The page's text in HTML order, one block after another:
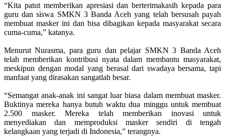
“Kita patut memberikan apresiasi dan berterimakasih kepada para
guru dan siswa SMKN 3 Banda Aceh yang telah bersusah payah
membuat masker ini dan bisa dibagikan kepada masyarakat secara
cuma-cuma,” katanya.
Menurut Nurasma, para guru dan pelajar SMKN 3 Banda Aceh
telah memberikan kontribusi nyata dalam membantu masyarakat,
meskipun dengan modal yang berasal dari swadaya bersama, tapi
manfaat yang dirasakan sangatlah besar.
“Semangat anak-anak ini sangat luar biasa dalam membuat masker.
Buktinya mereka hanya butuh waktu dua minggu untuk membuat
2.500 masker. Mereka telah memberikan inovasi untuk
menyediakan dan memproduksi masker sendiri di tengah
kelangkaan yang terjadi di Indonesia,” terangnya.